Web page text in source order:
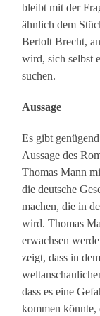
bleibt mit der
ähnlich dem
Bertolt Brecht,
wird, sich selbst
suchen.
Aussage
Es gibt
Aussage des
Thomas Mann
die deutsche
machen, die in
wird. Thomas
erwachsen
zeigt, dass in
dass es eine
kommen könnte,